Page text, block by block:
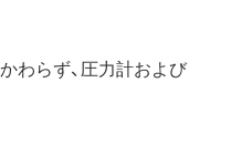
わらず、圧力計および